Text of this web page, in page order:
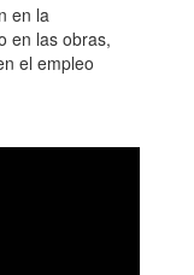
en la
en las obras,
el empleo